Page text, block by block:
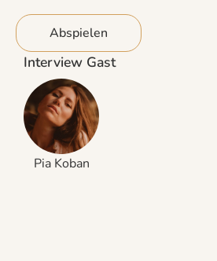
Abspielen
Interview Gast
Pia Koban